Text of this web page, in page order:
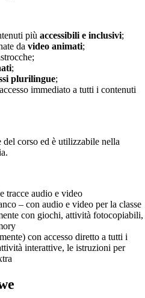
piùaccessibili e inclusivi;
davideo animati;
;
plurilingue;
immediato a tutti i contenuti
corso ed è utilizzabile nella
tracce audio e video
– con audio e video per la classe
con giochi, attività fotocopiabili,
con accesso diretto a tutti i
interattive, le istruzioni per